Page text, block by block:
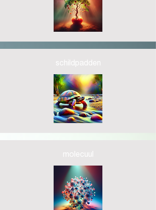
schildpadden
molecuul